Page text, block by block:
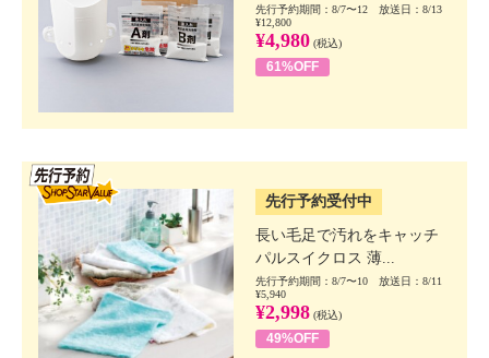
先行予約期間：8/7〜12 放送日：8/13
¥12,800
¥4,980 (税込)
61%OFF
先行予約受付中
長い毛足で汚れをキャッチ
パルスイクロス 薄...
先行予約期間：8/7〜10 放送日：8/11
¥5,940
¥2,998 (税込)
49%OFF